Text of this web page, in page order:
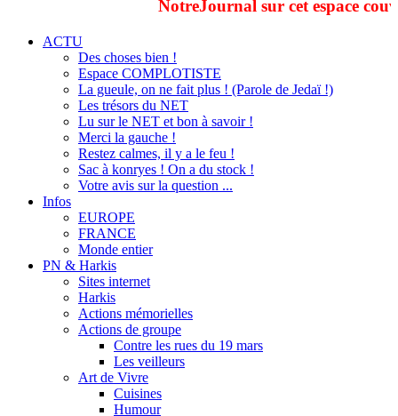
NotreJournal sur cet espace
ACTU
Des choses bien !
Espace COMPLOTISTE
La gueule, on ne fait plus ! (Parole de Jedaï !)
Les trésors du NET
Lu sur le NET et bon à savoir !
Merci la gauche !
Restez calmes, il y a le feu !
Sac à konryes ! On a du stock !
Votre avis sur la question ...
Infos
EUROPE
FRANCE
Monde entier
PN & Harkis
Sites internet
Harkis
Actions mémorielles
Actions de groupe
Contre les rues du 19 mars
Les veilleurs
Art de Vivre
Cuisines
Humour